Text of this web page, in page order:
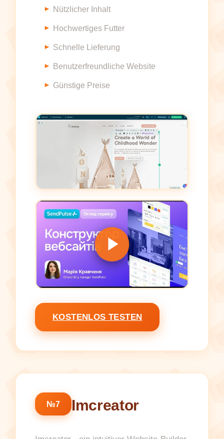
Nützlicher Inhalt
Hochwertiges Futter
Schnelle Lieferung
Benutzerfreundliche Website
Günstige Preise
KOSTENLOS TESTEN
№7 Imcreator